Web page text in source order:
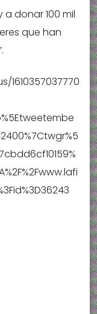
donar 100 mil
que han